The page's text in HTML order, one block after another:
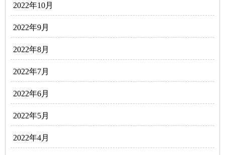
2022年10月
2022年9月
2022年8月
2022年7月
2022年6月
2022年5月
2022年4月